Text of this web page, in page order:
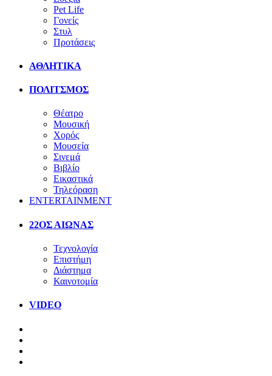
Pet Life
Γονείς
Στυλ
Προτάσεις
ΑΘΛΗΤΙΚΑ
ΠΟΛΙΤΣΜΟΣ
Θέατρο
Μουσική
Χορός
Μουσεία
Σινεμά
Βιβλίο
Εικαστικά
Τηλεόραση
ENTERTAINMENT
22ΟΣ ΑΙΩΝΑΣ
Τεχνολογία
Επιστήμη
Διάστημα
Καινοτομία
VIDEO